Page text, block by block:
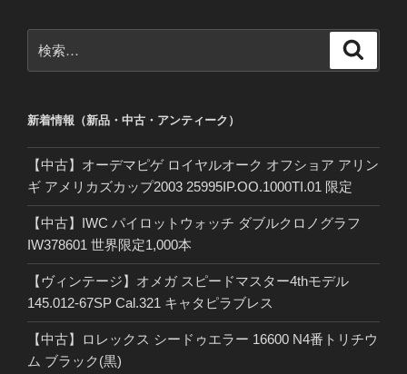
索:
新着情報（新品・中古・アンティーク）
【中古】オーデマピゲ ロイヤルオーク オフショア アリン
ギ アメリカズカップ2003 25995IP.OO.1000TI.01 限定
【中古】IWC パイロットウォッチ ダブルクロノグラフ
IW378601 世界限定1,000本
【ヴィンテージ】オメガ スピードマスター4thモデル
145.012-67SP Cal.321 キャタピラブレス
【中古】ロレックス シードゥエラー 16600 N4番トリチウ
ム ブラック(黒)